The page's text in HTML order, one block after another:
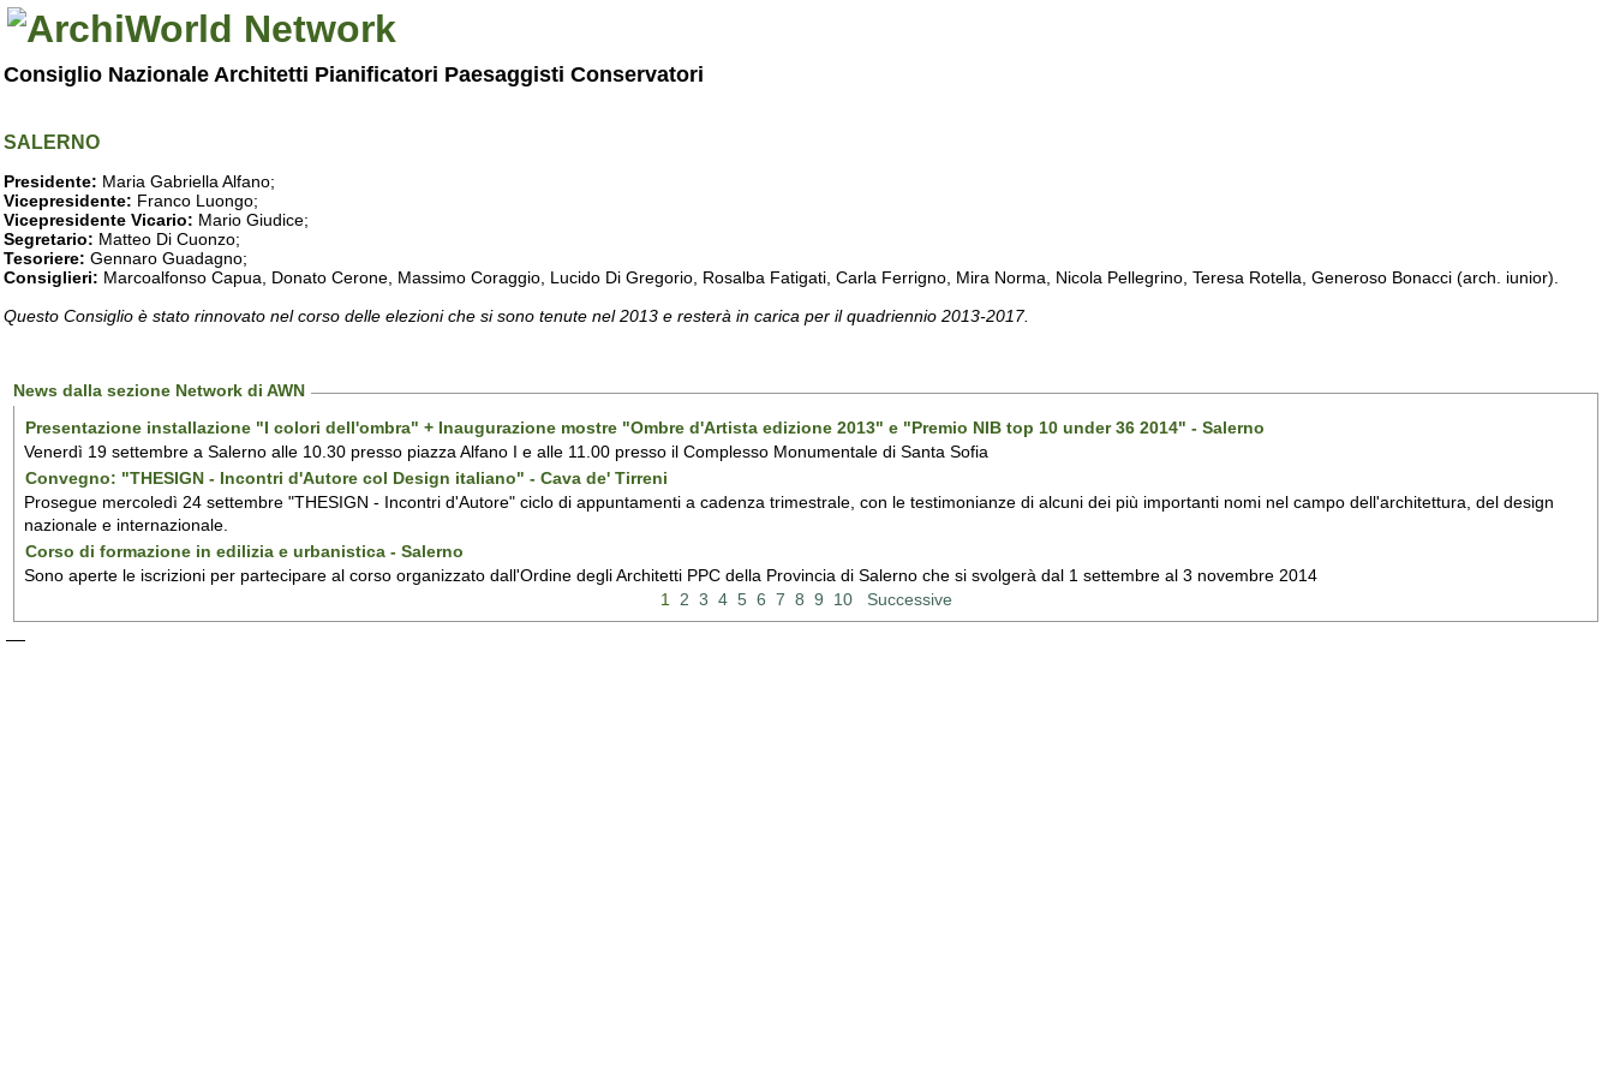
Consiglio Nazionale Architetti Pianificatori Paesaggisti Conservatori
SALERNO
Presidente: Maria Gabriella Alfano;
Vicepresidente: Franco Luongo;
Vicepresidente Vicario: Mario Giudice;
Segretario: Matteo Di Cuonzo;
Tesoriere: Gennaro Guadagno;
Consiglieri: Marcoalfonso Capua, Donato Cerone, Massimo Coraggio, Lucido Di Gregorio, Rosalba Fatigati, Carla Ferrigno, Mira Norma, Nicola Pellegrino, Teresa Rotella, Generoso Bonacci (arch. iunior).
Questo Consiglio è stato rinnovato nel corso delle elezioni che si sono tenute nel 2013 e resterà in carica per il quadriennio 2013-2017.
News dalla sezione Network di AWN
Presentazione installazione "I colori dell'ombra" + Inaugurazione mostre "Ombre d'Artista edizione 2013" e "Premio NIB top 10 under 36 2014" - Salerno
Venerdì 19 settembre a Salerno alle 10.30 presso piazza Alfano I e alle 11.00 presso il Complesso Monumentale di Santa Sofia
Convegno: "THESIGN - Incontri d'Autore col Design italiano" - Cava de' Tirreni
Prosegue mercoledì 24 settembre "THESIGN - Incontri d'Autore" ciclo di appuntamenti a cadenza trimestrale, con le testimonianze di alcuni dei più importanti nomi nel campo dell'architettura, del design
nazionale e internazionale.
Corso di formazione in edilizia e urbanistica - Salerno
Sono aperte le iscrizioni per partecipare al corso organizzato dall'Ordine degli Architetti PPC della Provincia di Salerno che si svolgerà dal 1 settembre al 3 novembre 2014
1
2 3 4 5 6 7 8 9 10 Successive